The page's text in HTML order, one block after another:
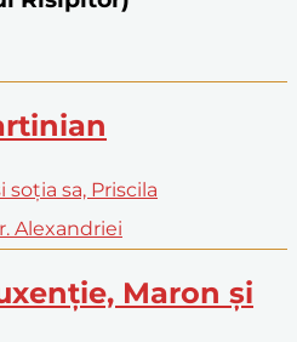
soția sa, Priscila
Alexandriei
Maron și